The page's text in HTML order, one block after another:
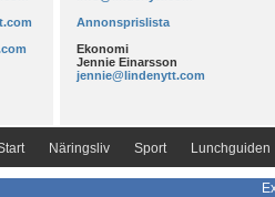
Annonsprislista
Ekonomi
Jennie Einarsson
jennie@lindenytt.com
Näringsliv Sport Lunchguiden